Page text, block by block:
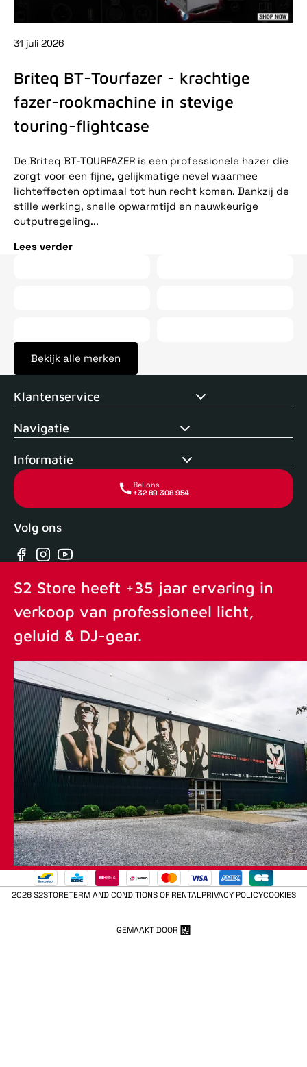
31 juli 2026
Briteq BT-Tourfazer - krachtige
fazer-rookmachine in stevige
touring-flightcase
De Briteq BT-TOURFAZER is een professionele hazer die
zorgt voor een fijne, gelijkmatige nevel waarmee
lichteffecten optimaal tot hun recht komen. Dankzij de
stille werking, snelle opwarmtijd en nauwkeurige
outputregeling...
Lees verder
Bekijk alle merken
Voor 15uur besteld, zelfde dag verstuurd Echte winkel +35
Klantenservice
Navigatie
Informatie
Bel ons
+32 89 308 954
Volg ons
Facebook
Instagram
YouTube
S2 Store heeft +35 jaar ervaring in
verkoop van professioneel licht,
geluid & DJ-gear.
2026 S2STORETERM AND CONDITIONS OF RENTALPRIVACY POLICYCOOKIES
GEMAAKT DOOR